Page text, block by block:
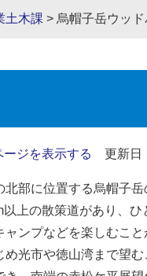
土木課 > 烏帽子岳ウッド
ージを表示する 更新日
部に位置する烏帽子
上の散策道があり、ひ
ンプなどを楽しむこ
光市や徳山湾まで望む